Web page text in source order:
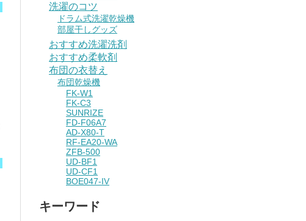
洗濯のコツ
ドラム式洗濯乾燥機
部屋干しグッズ
おすすめ洗濯洗剤
おすすめ柔軟剤
布団の衣替え
布団乾燥機
FK-W1
FK-C3
SUNRIZE
FD-F06A7
AD-X80-T
RF-EA20-WA
ZFB-500
UD-BF1
UD-CF1
BOE047-IV
キーワード